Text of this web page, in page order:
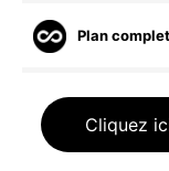
Plan
Cliquez